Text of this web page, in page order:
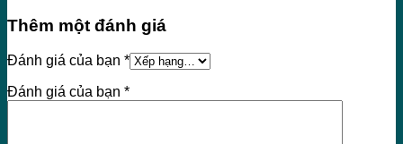
Thêm một đánh giá
Đánh giá của bạn *
Đánh giá của bạn *